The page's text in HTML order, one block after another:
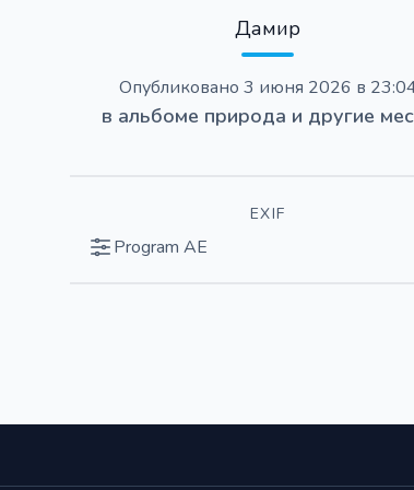
Дамир
Опубликовано 3 июня 2026 в
в альбоме природа и другие
EXIF
Program AE